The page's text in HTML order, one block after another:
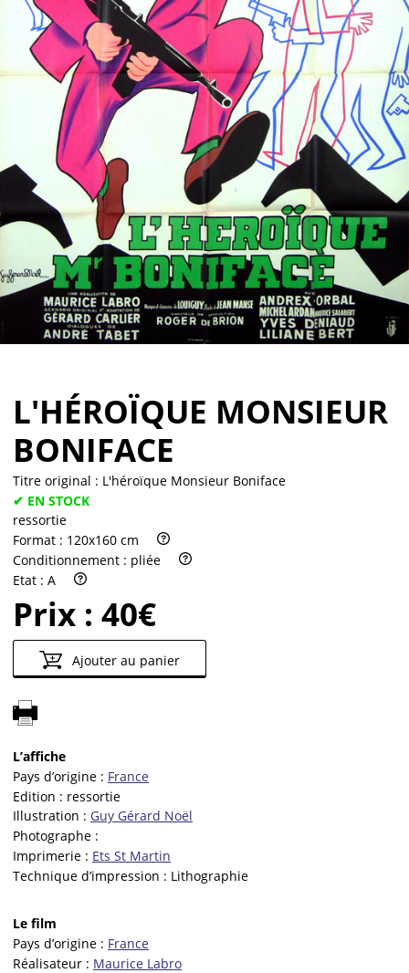
Vendre
L'HÉROÏQUE MONSIEUR
BONIFACE
Titre original : L'héroïque Monsieur Boniface
✔ EN STOCK
ressortie
Format : 120x160 cm
Conditionnement : pliée
Etat : A
Prix : 40€
Ajouter au panier
L’affiche
Pays d’origine : France
Edition : ressortie
Illustration : Guy Gérard Noël
Photographe :
Imprimerie : Ets St Martin
Technique d’impression : Lithographie
Le film
Pays d’origine : France
Réalisateur : Maurice Labro